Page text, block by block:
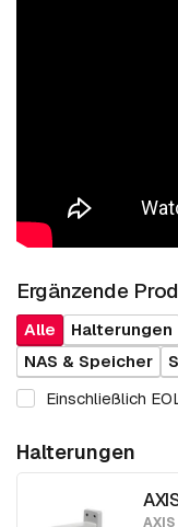
Ergänzende
Alle Halterungen
NAS & Speicher
Einschließlich
Halterungen
AXIS